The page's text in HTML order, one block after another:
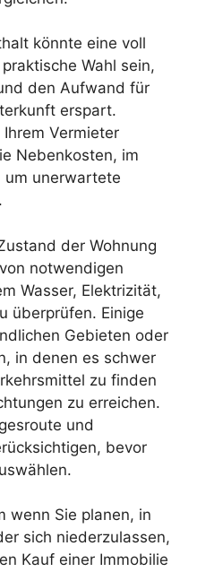
könnte eine voll
Wahl sein,
den Aufwand für
erspart.
Vermieter
Nebenkosten, im
um unerwartete
der Wohnung
notwendigen
Wasser, Elektrizität,
überprüfen. Einige
Gebieten oder
in denen es schwer
zu finden
zu erreichen.
und
bevor
wenn Sie planen, in
sich niederzulassen,
Kauf einer Immobilie